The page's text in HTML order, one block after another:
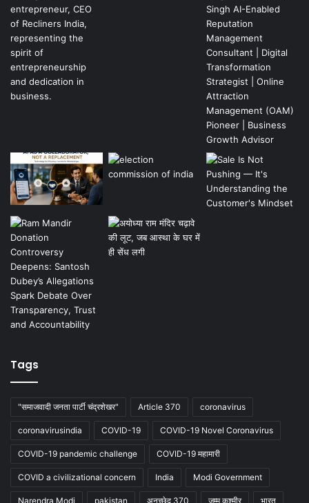
Tags
"समाजवादी जनता पार्टी चंद्रशेखर" Article 370 coronavirus
coronavirusindia COVID-19 COVID-19 Novel Coronavirus
COVID-19 pandemic challenge COVID-19 महामारी
COVID a civilizational concern India Modi Government
Narendra Modi pakistan अनुच्छेद 370 जम्मू कश्मीर भारत